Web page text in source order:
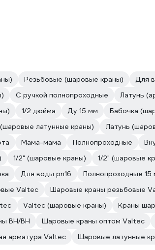
Резьбовые (шаровые краны) Для
С ручкой полнопроходные
Латунь
1/2 дюйма Ду 15 мм Бабочка
латунные краны) Латунь
Мама-мама Полнопроходные
1/2" (шаровые краны) 1/2" (шаровые
Для воды pn16 Полнопроходные 15
Valtec Шаровые краны резьбовые
Valtec (шаровые краны) Краны
ВН/ВН Шаровые краны оптом Valtec
арматура Valtec Шаровые латунные